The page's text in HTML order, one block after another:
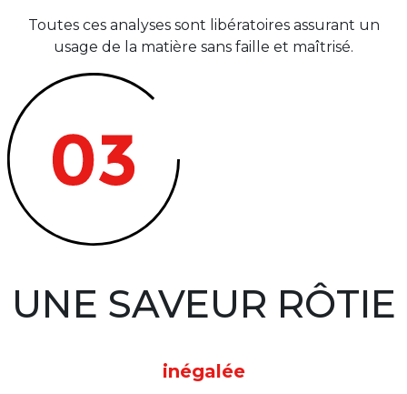
Toutes ces analyses sont libératoires assurant un
usage de la matière sans faille et maîtrisé.
UNE SAVEUR RÔTIE
inégalée